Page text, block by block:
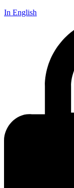
In English